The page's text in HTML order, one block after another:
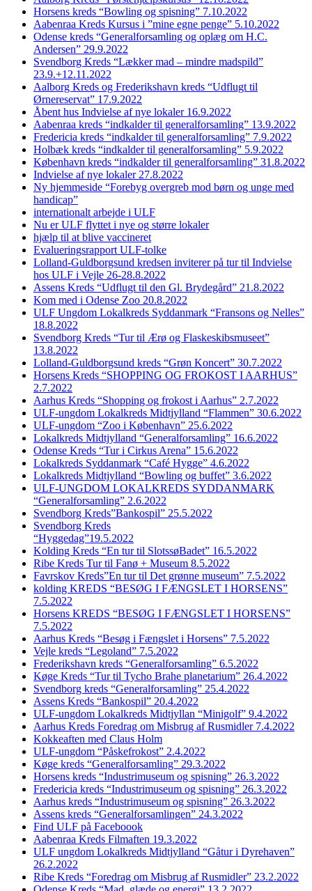
Horsens kreds “Bowling og spisning” 7.10.2022
Aabenraa Kreds Kursus i ”mine egne penge” 5.10.2022
Odense kreds “Generalforsamling og oplæg om H.C.
Andersen” 29.9.2022
Svendborg Kreds “Lækker mad – mindre madspild”
23.9.+12.11.2022
Aalborg Kreds og Frederikshavn kreds “Udflugt til
Ørnereservat” 17.9.2022
Åbent hus Indvielse af nye lokaler 16.9.2022
Aabenraa kreds “indkalder til generalforsamling” 13.9.2022
Fredericia kreds “indkalder til generalforsamling” 7.9.2022
Holbæk kreds “indkalder til generalforsamling” 5.9.2022
København kreds “indkalder til generalforsamling” 31.8.2022
Indvielse af nye lokaler 27.8.2022
Ny hjemmeside “Forebyg overgreb mod børn og unge med
handicap”
internationalt arbejde i ULF
Nu er ULF flyttet i nye og større lokaler
hjælp til at blive vaccineret
Evalueringsrapport ULF-tolke
Lolland-Guldborgsund kredsen inviterer på tur til Indvielse
hos ULF i Vejle 26-28.8.2022
Assens Kreds “Udflugt til den Gl. Brydegård” 21.8.2022
Kom med i Odense Zoo 20.8.2022
ULF Ungdom Lokalkreds Syddanmark “Fransons og Nelles”
18.8.2022
Svendborg Kreds “Tur til Ærø og Flaskeskibsmuseet”
13.8.2022
Lolland-Guldborgsund kreds “Grøn Koncert” 30.7.2022
Horsens Kreds “SHOPPING OG FROKOST I AARHUS”
2.7.2022
Aarhus Kreds “Shopping og frokost i Aarhus” 2.7.2022
ULF-ungdom Lokalkreds Midtjylland “Flammen” 30.6.2022
ULF-ungdom “Zoo i København” 25.6.2022
Lokalkreds Midtjylland “Generalforsamling” 16.6.2022
Odense Kreds “Tur i Cirkus Arena” 15.6.2022
Lokalkreds Syddanmark “Café Hygge” 4.6.2022
Lokalkreds Midtjylland “Bowling og buffet” 3.6.2022
ULF-UNGDOM LOKALKREDS SYDDANMARK
“Generalforsamling” 2.6.2022
Svendborg Kreds”Bankospil” 25.5.2022
Svendborg Kreds
“Hyggedag”19.5.2022
Kolding Kreds “En tur til SlotssøBadet” 16.5.2022
Ribe Kreds Tur til Fanø + Museum 8.5.2022
Favrskov Kreds”En tur til Det grønne museum” 7.5.2022
kolding KREDS “BESØG I FÆNGSLET I HORSENS”
7.5.2022
Horsens KREDS “BESØG I FÆNGSLET I HORSENS”
7.5.2022
Aarhus Kreds “Besøg i Fængslet i Horsens” 7.5.2022
Vejle kreds “Legoland” 7.5.2022
Frederikshavn kreds “Generalforsamling” 6.5.2022
Køge Kreds “Tur til Tycho Brahe planetarium” 26.4.2022
Svendborg kreds “Generalforsamling” 25.4.2022
Assens Kreds “Bankospil” 20.4.2022
ULF-ungdom Lokalkreds Midtjyllan “Minigolf” 9.4.2022
Aarhus Kreds Foredrag om Misbrug af Rusmidler 7.4.2022
Kokkeaften med Claus Holm
ULF-ungdom “Påskefrokost” 2.4.2022
Køge kreds “Generalforsamling” 29.3.2022
Horsens kreds “Industrimuseum og spisning” 26.3.2022
Fredericia kreds “Industrimuseum og spisning” 26.3.2022
Aarhus kreds “Industrimuseum og spisning” 26.3.2022
Assens kreds “Generalforsamlingen” 24.3.2022
Find ULF på Faceboook
Aabenraa Kreds Filmaften 19.3.2022
ULF ungdom Lokalkreds Midtjylland “Gåtur i Dyrehaven”
26.2.2022
Ribe Kreds “Foredrag om Misbrug af Rusmidler” 23.2.2022